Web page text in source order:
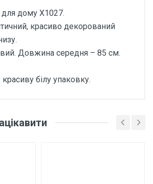
для дому Х1027.
красиво декорований
Довжина середня – 85 см.
білу упаковку.
бавовни